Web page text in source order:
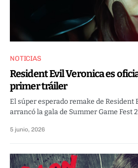
NOTICIAS
Resident Evil Veronica es
primer tráiler
El súper esperado remake de Resident
arrancó la gala de Summer Game Fest
5 junio, 2026